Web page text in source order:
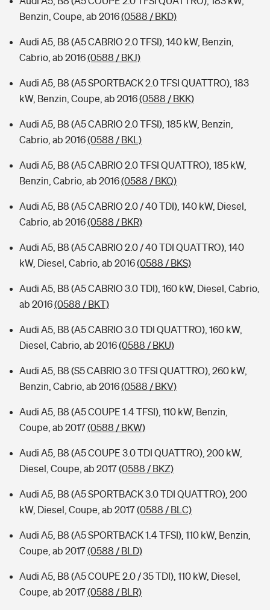
Benzin, Coupe, ab 2016(0588 / BKD)
Audi A5, B8 (A5 CABRIO 2.0 TFSI), 140 kW, Benzin,
Cabrio, ab 2016(0588 / BKJ)
Audi A5, B8 (A5 SPORTBACK 2.0 TFSI QUATTRO), 183
kW, Benzin, Coupe, ab 2016(0588 / BKK)
Audi A5, B8 (A5 CABRIO 2.0 TFSI), 185 kW, Benzin,
Cabrio, ab 2016(0588 / BKL)
Audi A5, B8 (A5 CABRIO 2.0 TFSI QUATTRO), 185 kW,
Benzin, Cabrio, ab 2016(0588 / BKQ)
Audi A5, B8 (A5 CABRIO 2.0 / 40 TDI), 140 kW, Diesel,
Cabrio, ab 2016(0588 / BKR)
Audi A5, B8 (A5 CABRIO 2.0 / 40 TDI QUATTRO), 140
kW, Diesel, Cabrio, ab 2016(0588 / BKS)
Audi A5, B8 (A5 CABRIO 3.0 TDI), 160 kW, Diesel, Cabrio,
ab 2016(0588 / BKT)
Audi A5, B8 (A5 CABRIO 3.0 TDI QUATTRO), 160 kW,
Diesel, Cabrio, ab 2016(0588 / BKU)
Audi A5, B8 (S5 CABRIO 3.0 TFSI QUATTRO), 260 kW,
Benzin, Cabrio, ab 2016(0588 / BKV)
Audi A5, B8 (A5 COUPE 1.4 TFSI), 110 kW, Benzin,
Coupe, ab 2017(0588 / BKW)
Audi A5, B8 (A5 COUPE 3.0 TDI QUATTRO), 200 kW,
Diesel, Coupe, ab 2017(0588 / BKZ)
Audi A5, B8 (A5 SPORTBACK 3.0 TDI QUATTRO), 200
kW, Diesel, Coupe, ab 2017(0588 / BLC)
Audi A5, B8 (A5 SPORTBACK 1.4 TFSI), 110 kW, Benzin,
Coupe, ab 2017(0588 / BLD)
Audi A5, B8 (A5 COUPE 2.0 / 35 TDI), 110 kW, Diesel,
Coupe, ab 2017(0588 / BLR)